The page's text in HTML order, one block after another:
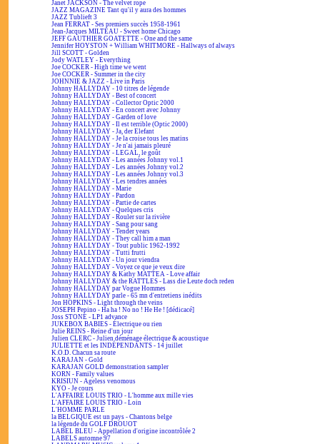
Janet JACKSON - The velvet rope
JAZZ MAGAZINE Tant qu'il y aura des hommes
JAZZ Tublieft 3
Jean FERRAT - Ses premiers succès 1958-1961
Jean-Jacques MILTEAU - Sweet home Chicago
JEFF GAUTHIER GOATETTE - One and the same
Jennifer HOYSTON + William WHITMORE - Hallways of always
Jill SCOTT - Golden
Jody WATLEY - Everything
Joe COCKER - High time we went
Joe COCKER - Summer in the city
JOHNNIE & JAZZ - Live in Paris
Johnny HALLYDAY - 10 titres de légende
Johnny HALLYDAY - Best of concert
Johnny HALLYDAY - Collector Optic 2000
Johnny HALLYDAY - En concert avec Johnny
Johnny HALLYDAY - Garden of love
Johnny HALLYDAY - Il est terrible (Optic 2000)
Johnny HALLYDAY - Ja, der Elefant
Johnny HALLYDAY - Je la croise tous les matins
Johnny HALLYDAY - Je n'ai jamais pleuré
Johnny HALLYDAY - LEGAL, le goût
Johnny HALLYDAY - Les années Johnny vol.1
Johnny HALLYDAY - Les années Johnny vol.2
Johnny HALLYDAY - Les années Johnny vol.3
Johnny HALLYDAY - Les tendres années
Johnny HALLYDAY - Marie
Johnny HALLYDAY - Pardon
Johnny HALLYDAY - Partie de cartes
Johnny HALLYDAY - Quelques cris
Johnny HALLYDAY - Rouler sur la rivière
Johnny HALLYDAY - Sang pour sang
Johnny HALLYDAY - Tender years
Johnny HALLYDAY - They call him a man
Johnny HALLYDAY - Tout public 1962-1992
Johnny HALLYDAY - Tutti frutti
Johnny HALLYDAY - Un jour viendra
Johnny HALLYDAY - Voyez ce que je veux dire
Johnny HALLYDAY & Kathy MATTEA - Love affair
Johnny HALLYDAY & the RATTLES - Lass die Leute doch reden
Johnny HALLYDAY par Vogue Hommes
Johnny HALLYDAY parle - 65 mn d'entretiens inédits
Jon HOPKINS - Light through the veins
JOSEPH Pepino - Ha ha ! No no ! He He ! [dédicacé]
Joss STONE - LP1 advance
JUKEBOX BABIES - Électrique ou rien
Julie REINS - Reine d'un jour
Julien CLERC - Julien déménage électrique & acoustique
JULIETTE et les INDÉPENDANTS - 14 juillet
K.O.D. Chacun sa route
KARAJAN - Gold
KARAJAN GOLD demonstration sampler
KORN - Family values
KRISIUN - Ageless venomous
KYO - Je cours
L'AFFAIRE LOUIS TRIO - L'homme aux mille vies
L'AFFAIRE LOUIS TRIO - Loin
L'HOMME PARLE
la BELGIQUE est un pays - Chantons belge
la légende du GOLF DROUOT
LABEL BLEU - Appellation d'origine incontrôlée 2
LABELS automne 97